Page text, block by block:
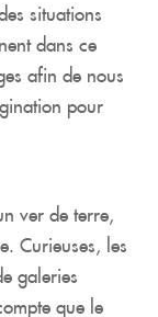
situations
dans ce
afin de nous
pour
ver de terre,
Curieuses, les
galeries
que le